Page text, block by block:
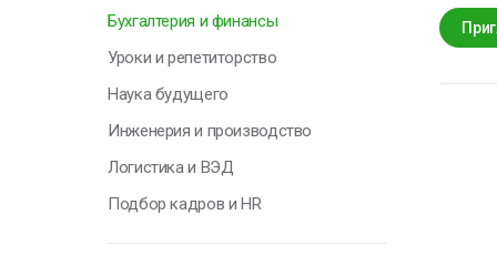
Бухгалтерия и финансы
Уроки и репетиторство
Наука будущего
Инженерия и производство
Логистика и ВЭД
Подбор кадров и HR